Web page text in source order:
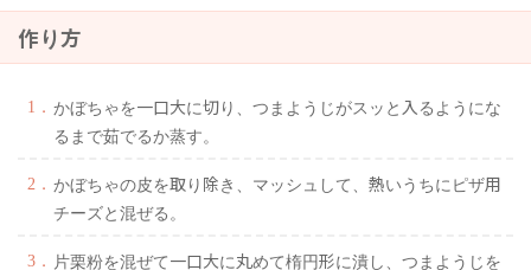
作り方
かぼちゃを一口大に切り、つまようじがスッと入るようにな
るまで茹でるか蒸す。
かぼちゃの皮を取り除き、マッシュして、熱いうちにピザ用
チーズと混ぜる。
片栗粉を混ぜて一口大に丸めて楕円形に潰し、つまようじを